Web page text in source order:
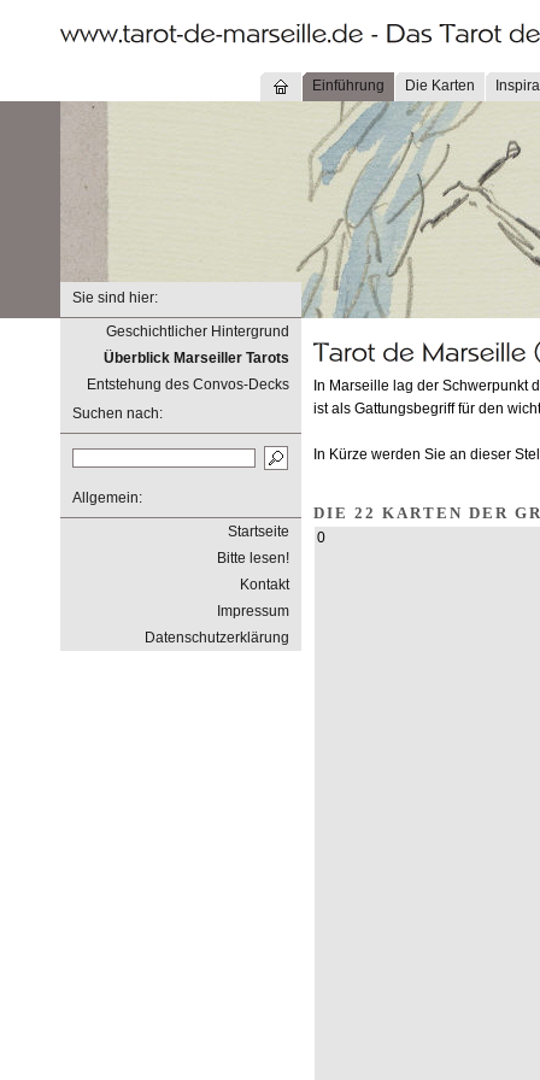
Einführung Die Karten
Sie sind hier:
Geschichtlicher Hintergrund
Überblick Marseiller Tarots
Entstehung des Convos-Decks
Suchen nach:
Allgemein:
Startseite
Bitte lesen!
Kontakt
Impressum
Datenschutzerklärung
In Marseille lag der Schwerpunkt
ist als Gattungsbegriff für den
In Kürze werden Sie an dieser
DIE 22 KARTEN DER
0